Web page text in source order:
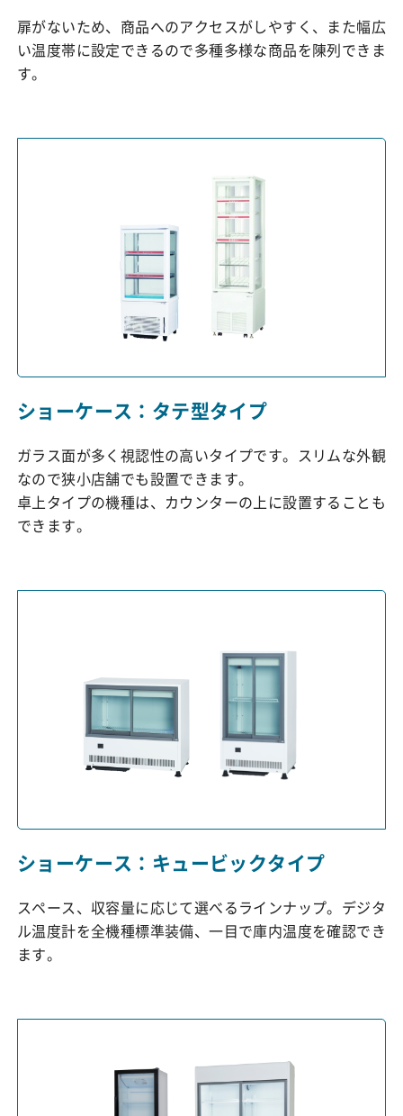
扉がないため、商品へのアクセスがしやすく、また幅広
い温度帯に設定できるので多種多様な商品を陳列できま
す。
ショーケース：タテ型タイプ
ガラス面が多く視認性の高いタイプです。スリムな外観
なので狭小店舗でも設置できます。
卓上タイプの機種は、カウンターの上に設置することも
できます。
ショーケース：キュービックタイプ
スペース、収容量に応じて選べるラインナップ。デジタ
ル温度計を全機種標準装備、一目で庫内温度を確認でき
ます。